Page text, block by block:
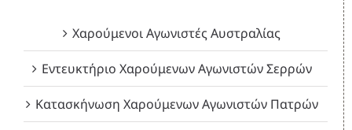
Χαρούμενοι Αγωνιστές Αυστραλίας
Εντευκτήριο Χαρούμενων Αγωνιστών Σερρών
Κατασκήνωση Χαρούμενων Αγωνιστών Πατρών